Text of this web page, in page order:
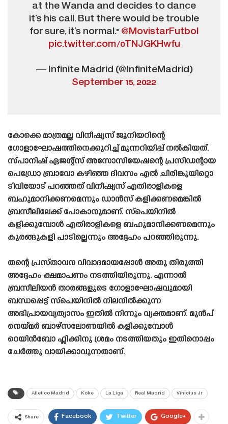
at the Wanda and decides to dance
it’s his call. But there would be trouble
for sure, it’s normal." @MovistarFutbol
pic.twitter.com/0TNJGKHwfu
— Infinite Madrid (@InfiniteMadrid)
September 15, 2022
കോക്കെ മാത്രമല്ല വിനീഷ്യസ് ജൂനിയറിന്റെ
ഗോളാഘോഷത്തിനെക്കുറിച്ച് മുന്നറിയിപ്പ് നൽകിയത്.
സ്‌പാനിഷ്‌ ഏജന്റ്സ് അസോസിയേഷന്റെ പ്രസിഡന്റായ
പെഡ്രോ ബ്രാവോ കഴിഞ്ഞ ദിവസം എൽ ചിരിങ്കുയിറ്റൊ
ടിവിയോട് പറഞ്ഞത് വിനീഷ്യസ് എതിരാളികളെ
ബഹുമാനിക്കണമെന്നും ഡാൻസ് കളിക്കണമെങ്കിൽ
ബ്രസീലിലേക്ക് പോകാനുമാണ്. സ്പെയിനിൽ
കളിക്കുമ്പോൾ എതിരാളികളെ ബഹുമാനിക്കണമെന്നും
കുരങ്ങുകളി പാടില്ലെന്നും അദ്ദേഹം പറഞ്ഞിരുന്നു.
തന്റെ പ്രസ്‌താവന വിവാദമായപ്പോൾ അതു തിരുത്തി
അദ്ദേഹം ക്ഷമാപണം നടത്തിയിരുന്നു. എന്നാൽ
ബ്രസീലിയൻ താരങ്ങളുടെ ഗോളാഘോഷവുമായി
ബന്ധപ്പെട്ട് സ്പെയിനിൽ നിലനിൽക്കുന്ന
അഭിപ്രായവ്യത്യാസം ഇതിൽ നിന്നും വ്യക്തമാണ്. മുൻപ്
നെയ്‌മർ ബാഴ്‌സലോണയിൽ കളിക്കുമ്പോൾ
റെയിൻബോ ഫ്ലിക്കിനു ശ്രമം നടത്തിയതും ഇതിനൊപ്പം
ചേർത്തു വായിക്കാവുന്നതാണ്.
Atletico Madrid Koke La Liga Real Madrid Vinicius Jr
Share Facebook Twitter Google+